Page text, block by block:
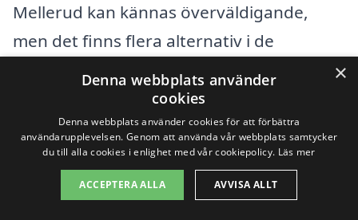
Mellerud kan kännas överväldigande,
men det finns flera alternativ i de
närliggande städerna som kan hjälpa till.
Tapetsering är en konst som kräver både
erfarenhet och skicklighet, och att anlita
en professionell kan göra stor skillnad för
det slutliga resultatet. Genom att
×
Denna webbplats använder
cookies
Denna webbplats använder cookies för att förbättra
användarupplevelsen. Genom att använda vår webbplats samtycker
du till alla cookies i enlighet med vår cookiepolicy. Läs mer
ACCEPTERA ALLA AVVISA ALLT